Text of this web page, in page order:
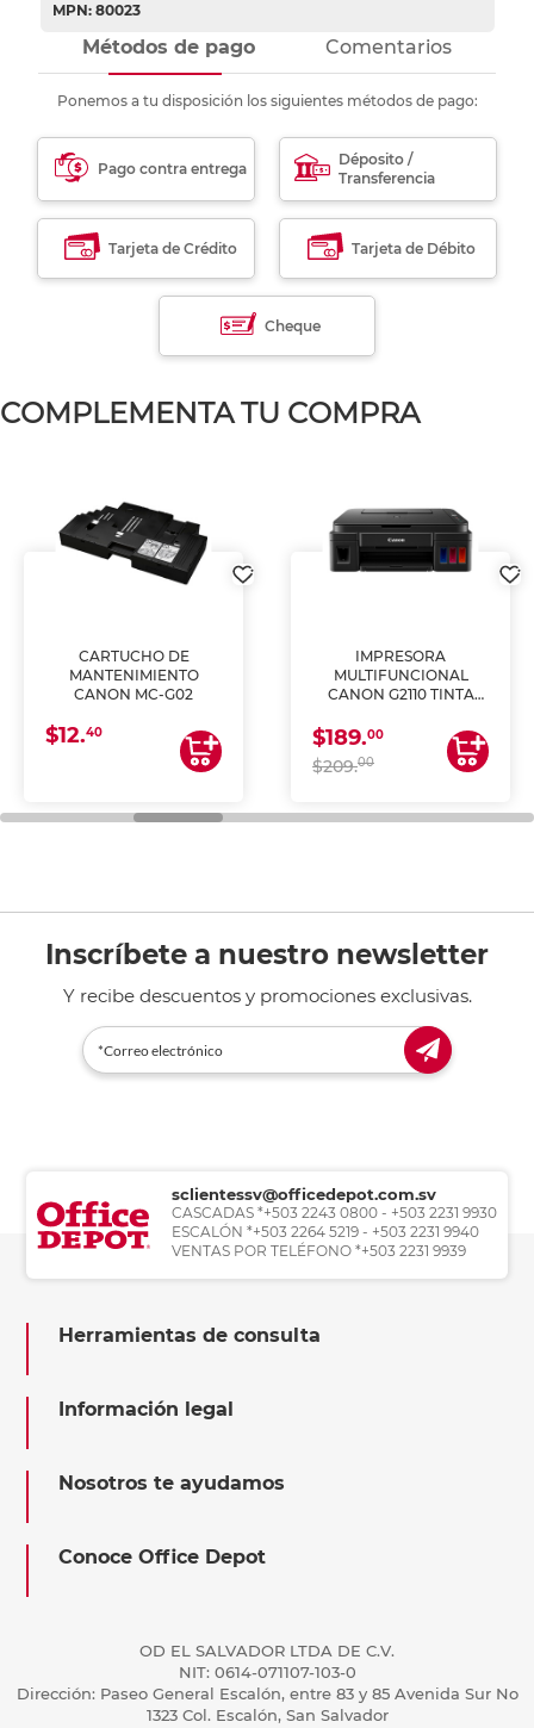
MPN: 80023
Métodos de pago Comentarios
Ponemos a tu disposición los siguientes métodos de pago:
Pago contra entrega
Déposito /
Transferencia
Tarjeta de Crédito Tarjeta de Débito
Cheque
COMPLEMENTA TU COMPRA
CARTUCHO DE
MANTENIMIENTO
CANON MC-G02
$12.40
IMPRESORA
MULTIFUNCIONAL
CANON G2110 TINTA
$189.00
$209.00
Inscríbete a nuestro newsletter
Y recibe descuentos y promociones exclusivas.
sclientessv@officedepot.com.sv
CASCADAS *+503 2243 0800 - +503 2231 9930
ESCALÓN *+503 2264 5219 - +503 2231 9940
VENTAS POR TELÉFONO *+503 2231 9939
Herramientas de consulta
Información legal
Nosotros te ayudamos
Conoce Office Depot
OD EL SALVADOR LTDA DE C.V.
NIT: 0614-071107-103-0
Dirección: Paseo General Escalón, entre 83 y 85 Avenida Sur No
1323 Col. Escalón, San Salvador